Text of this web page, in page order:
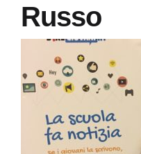
Russo